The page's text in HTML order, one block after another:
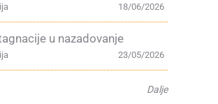
18/06/2026
u nazadovanje
23/05/2026
Dalje